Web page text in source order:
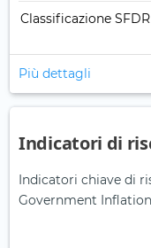
Classificazione SFDR
Più dettagli
Indicatori di
Indicatori chiave di
Government